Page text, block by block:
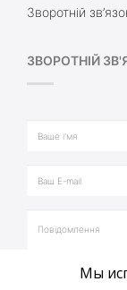
Зворотній
ЗВОРОТНІЙ
Мы